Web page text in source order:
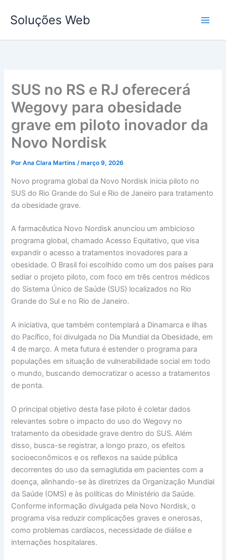
para
conteúdo
Soluções Web
SUS no RS e RJ oferecerá
Wegovy para obesidade
grave em piloto inovador da
Novo Nordisk
PorAna Clara Martins/março 9, 2026
Novo programa global da Novo Nordisk inicia piloto no
SUS do Rio Grande do Sul e Rio de Janeiro para tratamento
da obesidade grave.
A farmacêutica Novo Nordisk anunciou um ambicioso
programa global, chamado Acesso Equitativo, que visa
expandir o acesso a tratamentos inovadores para a
obesidade. O Brasil foi escolhido como um dos países para
sediar o projeto piloto, com foco em três centros médicos
do Sistema Único de Saúde (SUS) localizados no Rio
Grande do Sul e no Rio de Janeiro.
A iniciativa, que também contemplará a Dinamarca e ilhas
do Pacífico, foi divulgada no Dia Mundial da Obesidade, em
4 de março. A meta futura é estender o programa para
populações em situação de vulnerabilidade social em todo
o mundo, buscando democratizar o acesso a tratamentos
de ponta.
O principal objetivo desta fase piloto é coletar dados
relevantes sobre o impacto do uso do Wegovy no
tratamento da obesidade grave dentro do SUS. Além
disso, busca-se registrar, a longo prazo, os efeitos
socioeconômicos e os reflexos na saúde pública
decorrentes do uso da semaglutida em pacientes com a
doença, alinhando-se às diretrizes da Organização Mundial
da Saúde (OMS) e às políticas do Ministério da Saúde.
Conforme informação divulgada pela Novo Nordisk, o
programa visa reduzir complicações graves e onerosas,
como problemas cardíacos, necessidade de diálise e
internações hospitalares.